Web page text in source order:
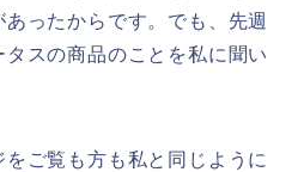
ったからです。でも、先週
スの商品のことを私に聞い
ご覧も方も私と同じように